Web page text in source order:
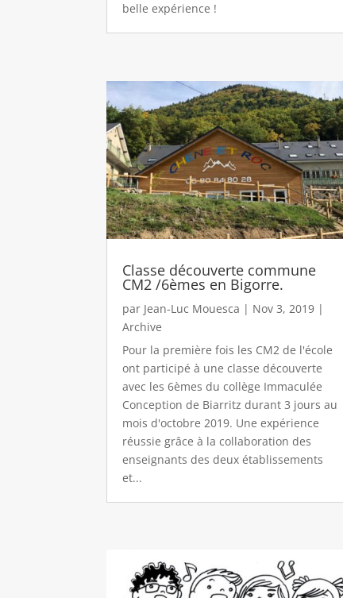
belle expérience !
Classe découverte commune
CM2 /6èmes en Bigorre.
par Jean-Luc Mouesca | Nov 3, 2019 |
Archive
Pour la première fois les CM2 de l'école
ont participé à une classe découverte
avec les 6èmes du collège Immaculée
Conception de Biarritz durant 3 jours au
mois d'octobre 2019. Une expérience
réussie grâce à la collaboration des
enseignants des deux établissements
et...